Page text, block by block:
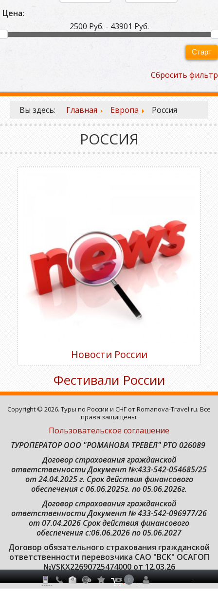
Цена:
2500 Руб. - 43901 Руб.
Старт
Сбросить фильтр
Вы здесь: Главная Европа Россия
РОССИЯ
Новости России
Фестивали России
Copyright © 2026. Туры по России и СНГ от Romanova-Travel.ru. Все
права защищены.
Пользовательское соглашение
ТУРОПЕРАТОР ООО "РОМАНОВА ТРЕВЕЛ" РТО 026089
Договор страхования гражданской
ответственностиДокумент №:433-542-054685/25
от 24.04.2025 г. Срок действия финансового
обеспечения с 06.06.2025г. по 05.06.2026г.
Договор страхования гражданской
ответственности Документ № 433-542-096977/26
от 07.04.2026 Срок действия финансового
обеспечения с:06.06.2026 по 05.06.2027
Договор обязательного страхования гражданской
ответственности перевозчика САО "ВСК" ОСАГОП
№VSKX22690725474000 от 12.03.26
Условия политики конфиденциальности
0